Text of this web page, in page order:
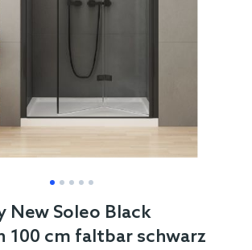
New Soleo Black
100 cm faltbar schwarz